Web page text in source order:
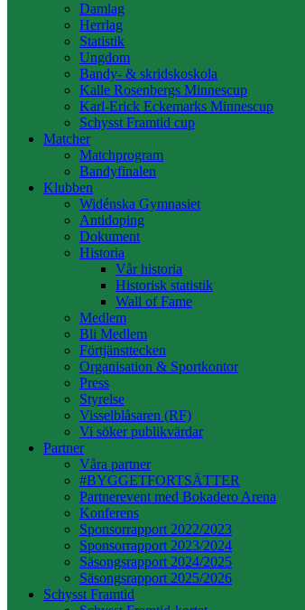
Damlag
Herrlag
Statistik
Ungdom
Bandy- & skridskoskola
Kalle Rosenbergs Minnescup
Karl-Erick Eckemarks Minnescup
Schysst Framtid cup
Matcher
Matchprogram
Bandyfinalen
Klubben
Widénska Gymnasiet
Antidoping
Dokument
Historia
Vår historia
Historisk statistik
Wall of Fame
Medlem
Bli Medlem
Förtjänsttecken
Organisation & Sportkontor
Press
Styrelse
Visselblåsaren (RF)
Vi söker publikvärdar
Partner
Våra partner
#BYGGETFORTSÄTTER
Partnerevent med Bokadero Arena
Konferens
Sponsorrapport 2022/2023
Sponsorrapport 2023/2024
Säsongsrapport 2024/2025
Säsongsrapport 2025/2026
Schysst Framtid